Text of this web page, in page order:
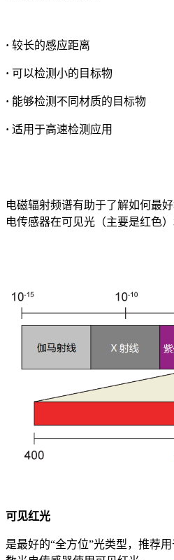
· 较长的感应距离
· 可以检测小的目标物
· 能够检测不同材质的目标物
· 适用于高速检测应用
电磁辐射频谱有助于了解如何最
电传感器在可见光（主要是红色
可见红光
是最好的“全方位”光类型，推荐